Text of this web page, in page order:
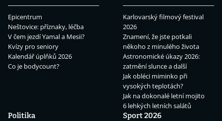
Epicentrum
Neštovice: příznaky, léčba
V čem jezdí Yamal a Mesii?
Kvízy pro seniory
Kalendář úplňků 2026
Co je bodycount?
Karlovarský filmový festival
2026
Znamení, že jste potkali
někoho z minulého života
Astronomické úkazy 2026:
zatmění slunce a další
Jak obléci miminko při
vysokých teplotách?
Jak na dokonalé letní mojito
6 lehkých letních salátů
Politika
Sport 2026